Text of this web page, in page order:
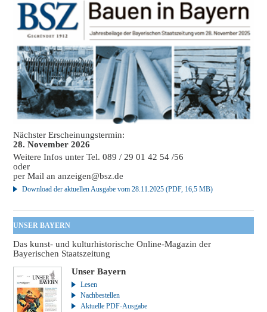
Nächster Erscheinungstermin:
28. November 2026
Weitere Infos unter Tel. 089 / 29 01 42 54 /56
oder
per Mail ananzeigen@bsz.de
Download der aktuellen Ausgabe vom 28.11.2025 (PDF, 16,5 MB)
UNSER BAYERN
Das kunst- und kulturhistorische Online-Magazin der
Bayerischen Staatszeitung
Unser Bayern
Lesen
Nachbestellen
Aktuelle PDF-Ausgabe